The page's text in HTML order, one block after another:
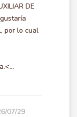
DE
por lo cual
07/29